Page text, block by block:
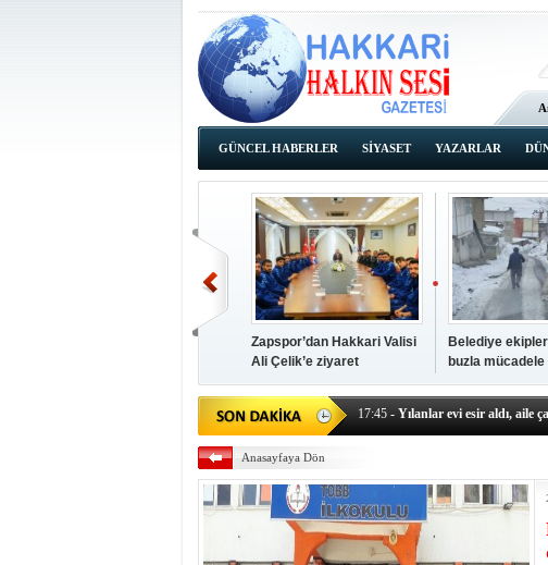
GÜNCEL HABERLER SİYASET YAZARLAR
Zapspor’dan Hakkari Valisi
Ali Çelik’e ziyaret
Belediye
buzla
17:45 - Yılanlar evi esir aldı, aile
17:43- Hakkari Cumhuriyet
17:37- Başkan Büyüksu:
17:35- Hakkari'ye Raftingde
17:32- Dağcı Yüksel Işık'ın izini
17:30- Hayvanlar Şarbona karşı
Anasayfaya Dön